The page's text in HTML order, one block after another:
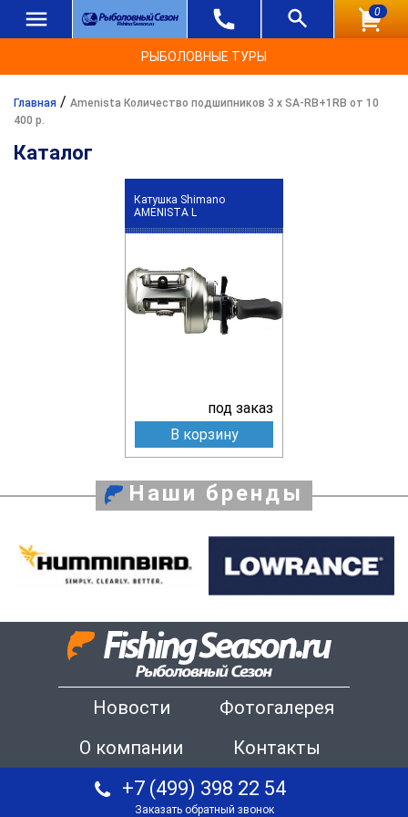
0
РЫБОЛОВНЫЕ ТУРЫ
Главная / Amenista Количество подшипников 3 х SA-RB+1RB от 10
400 р.
Каталог
Катушка Shimano
AMENISTA L
под заказ
В корзину
Наши бренды
Новости
Фотогалерея
О компании
Контакты
+7 (499) 398 22 54
Заказать обратный звонок